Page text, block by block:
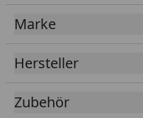
Ergonomische
Geringer Lärmpegel
Lieferung ohne Akku
Marke
Hersteller
Zubehör